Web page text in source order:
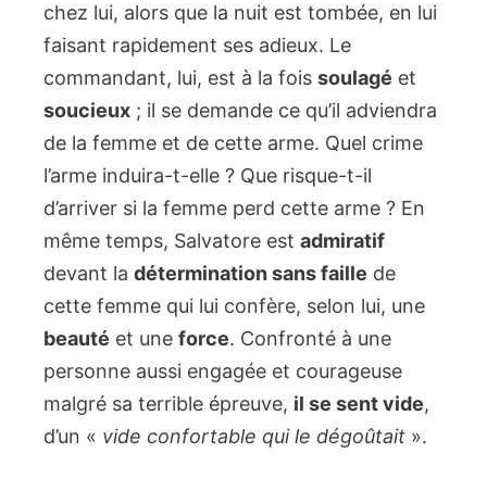
chez lui, alors que la nuit est tombée, en lui
faisant rapidement ses adieux. Le
commandant, lui, est à la fois soulagé et
soucieux ; il se demande ce qu’il adviendra
de la femme et de cette arme. Quel crime
l’arme induira-t-elle ? Que risque-t-il
d’arriver si la femme perd cette arme ? En
même temps, Salvatore est admiratif
devant la détermination sans faille de
cette femme qui lui confère, selon lui, une
beauté et une force. Confronté à une
personne aussi engagée et courageuse
malgré sa terrible épreuve, il se sent vide,
d’un « vide confortable qui le dégoûtait ».